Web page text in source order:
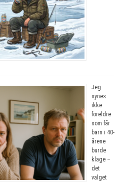
Jeg
synes
ikke
foreldre
som får
barn i 40-
årene
burde
klage –
det
valget